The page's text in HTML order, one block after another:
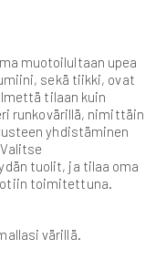
muotoilultaan upea
sekä tiikki, ovat
tilaan kuin
runkovärillä, nimittäin
yhdistäminen
tuolit, ja tilaa oma
toimitettuna.
värillä.